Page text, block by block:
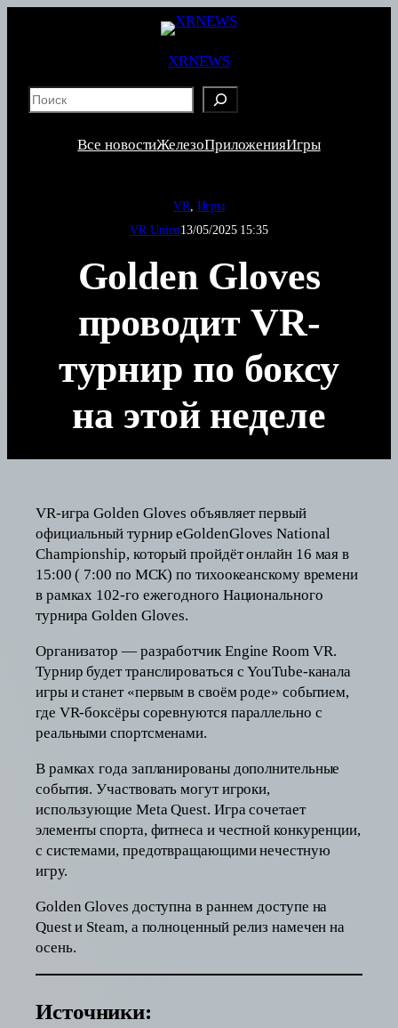
XRNEWS
Все новостиЖелезоПриложенияИгры
VR Игры
VR Union13/05/2025 15:35
Golden Gloves
проводит VR-
турнир по боксу
на этой неделе
VR-игра Golden Gloves объявляет первый
официальный турнир eGoldenGloves National
Championship, который пройдёт онлайн 16 мая в
15:00 ( 7:00 по МСК) по тихоокеанскому времени
в рамках 102-го ежегодного Национального
турнира Golden Gloves.
Организатор — разработчик Engine Room VR.
Турнир будет транслироваться с YouTube-канала
игры и станет «первым в своём роде» событием,
где VR-боксёры соревнуются параллельно с
реальными спортсменами.
В рамках года запланированы дополнительные
события. Участвовать могут игроки,
использующие Meta Quest. Игра сочетает
элементы спорта, фитнеса и честной конкуренции,
с системами, предотвращающими нечестную
игру.
Golden Gloves доступна в раннем доступе на
Quest и Steam, а полноценный релиз намечен на
осень.
Источники: